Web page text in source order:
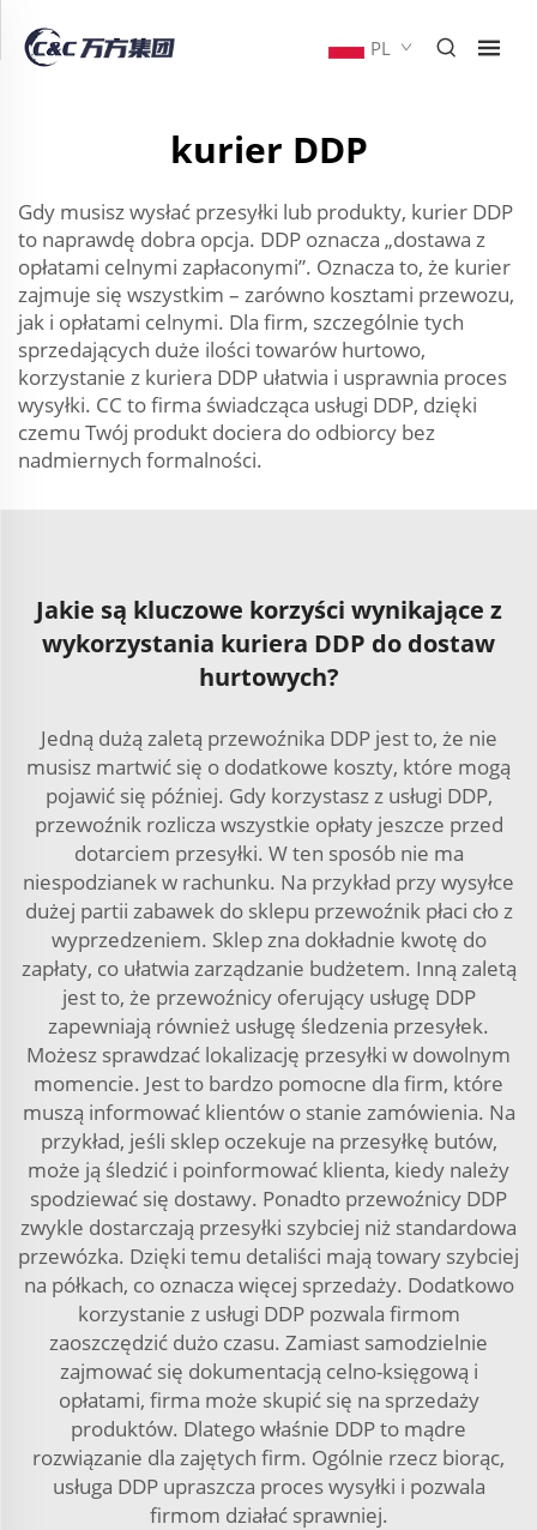
PL
kurier DDP
Gdy musisz wysłać przesyłki lub produkty, kurier DDP
to naprawdę dobra opcja. DDP oznacza „dostawa z
opłatami celnymi zapłaconymi”. Oznacza to, że kurier
zajmuje się wszystkim – zarówno kosztami przewozu,
jak i opłatami celnymi. Dla firm, szczególnie tych
sprzedających duże ilości towarów hurtowo,
korzystanie z kuriera DDP ułatwia i usprawnia proces
wysyłki. CC to firma świadcząca usługi DDP, dzięki
czemu Twój produkt dociera do odbiorcy bez
nadmiernych formalności.
Jakie są kluczowe korzyści wynikające z
wykorzystania kuriera DDP do dostaw
hurtowych?
Jedną dużą zaletą przewoźnika DDP jest to, że nie
musisz martwić się o dodatkowe koszty, które mogą
pojawić się później. Gdy korzystasz z usługi DDP,
przewoźnik rozlicza wszystkie opłaty jeszcze przed
dotarciem przesyłki. W ten sposób nie ma
niespodzianek w rachunku. Na przykład przy wysyłce
dużej partii zabawek do sklepu przewoźnik płaci cło z
wyprzedzeniem. Sklep zna dokładnie kwotę do
zapłaty, co ułatwia zarządzanie budżetem. Inną zaletą
jest to, że przewoźnicy oferujący usługę DDP
zapewniają również usługę śledzenia przesyłek.
Możesz sprawdzać lokalizację przesyłki w dowolnym
momencie. Jest to bardzo pomocne dla firm, które
muszą informować klientów o stanie zamówienia. Na
przykład, jeśli sklep oczekuje na przesyłkę butów,
może ją śledzić i poinformować klienta, kiedy należy
spodziewać się dostawy. Ponadto przewoźnicy DDP
zwykle dostarczają przesyłki szybciej niż standardowa
przewózka. Dzięki temu detaliści mają towary szybciej
na półkach, co oznacza więcej sprzedaży. Dodatkowo
korzystanie z usługi DDP pozwala firmom
zaoszczędzić dużo czasu. Zamiast samodzielnie
zajmować się dokumentacją celno-księgową i
opłatami, firma może skupić się na sprzedaży
produktów. Dlatego właśnie DDP to mądre
rozwiązanie dla zajętych firm. Ogólnie rzecz biorąc,
usługa DDP upraszcza proces wysyłki i pozwala
firmom działać sprawniej.